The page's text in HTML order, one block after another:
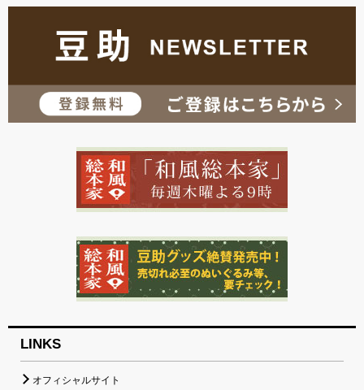
LINKS
オフィシャルサイト